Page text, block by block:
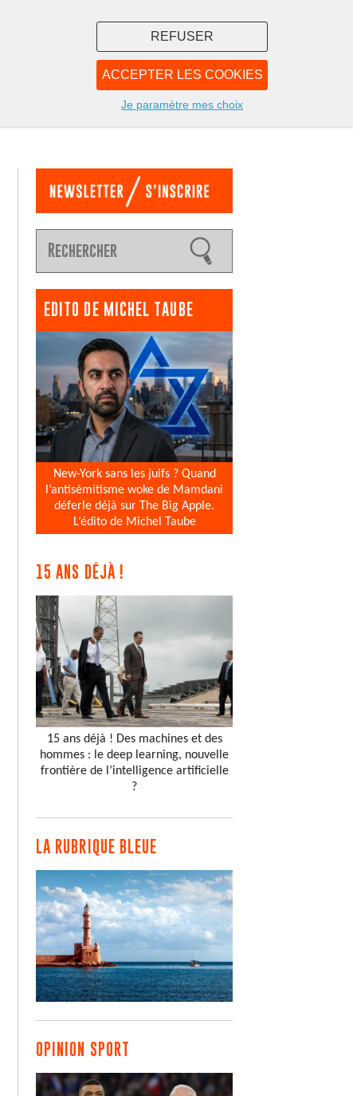
ACCEPTER LES COOKIES
REFUSER
Je paramètre mes choix
NOUS
EDITO DE MICHEL TAUBE
New-York sans les juifs ? Quand
l’antisémitisme woke de Mamdani
déferle déjà sur The Big Apple.
L’édito de Michel Taube
15 ANS DÉJÀ !
15 ans déjà ! Des machines et des
hommes : le deep learning, nouvelle
frontière de l’intelligence artificielle
?
LA RUBRIQUE BLEUE
OPINION SPORT